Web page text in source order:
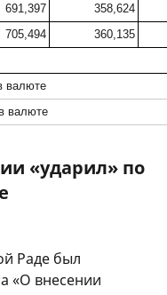
691,397
358,624
705,494 360,135
валюте
валюте
«ударил» по
Раде был
«О внесении